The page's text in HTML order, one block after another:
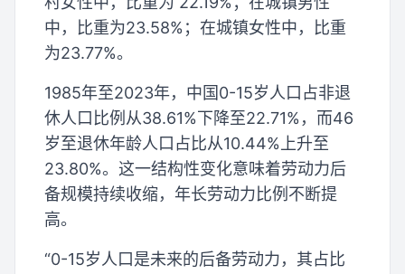
中，比重为23.58%；在城镇女性中，比重
为23.77%。
1985年至2023年，中国0-15岁人口占非退
休人口比例从38.61%下降至22.71%，而46
岁至退休年龄人口占比从10.44%上升至
23.80%。这一结构性变化意味着劳动力后
备规模持续收缩，年长劳动力比例不断提
高。
“0-15岁人口是未来的后备劳动力，其占比